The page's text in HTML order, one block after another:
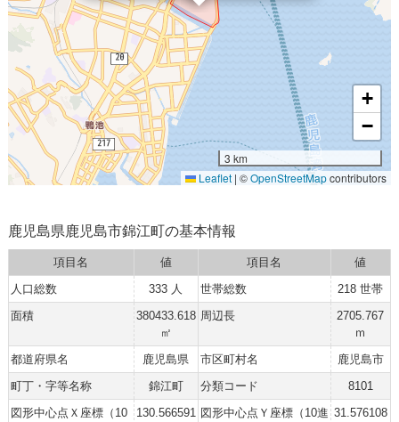
+
−
3 km
Leaflet | ©OpenStreetMapcontributors
鹿児島県鹿児島市錦江町の基本情報
項目名 値 項目名
値
人口総数
333 人 世帯総数
218 世帯
面積
380433.618
㎡
周辺長
2705.767
ｍ
都道府県名
鹿児島県 市区町村名
鹿児島市
町丁・字等名称
錦江町 分類コード
8101
図形中心点Ｘ座標（10
130.566591 図形中心点Ｙ座標（10進 31.576108